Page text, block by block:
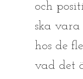
och
ska
hos de
vad det